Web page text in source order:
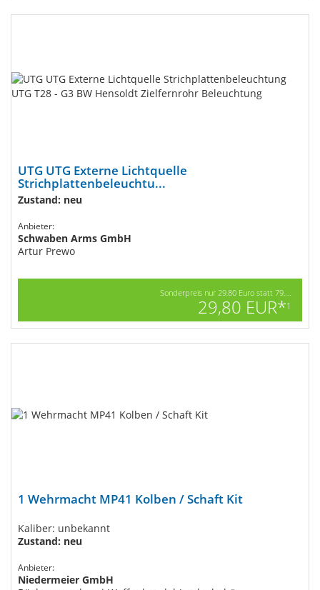
UTG UTG Externe Lichtquelle
Strichplattenbeleuchtu...
Zustand: neu
Anbieter:
Schwaben Arms GmbH
Artur Prewo
Sonderpreis nur 29,80 Euro statt 79,...
29,80 EUR*1
1 Wehrmacht MP41 Kolben / Schaft Kit
Kaliber: unbekannt
Zustand: neu
Anbieter:
Niedermeier GmbH